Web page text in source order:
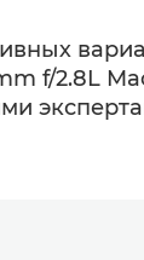
f/2.8L